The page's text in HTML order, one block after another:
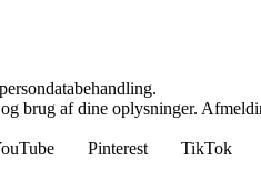
brug af dine oplysninger.
Pinterest TikTok